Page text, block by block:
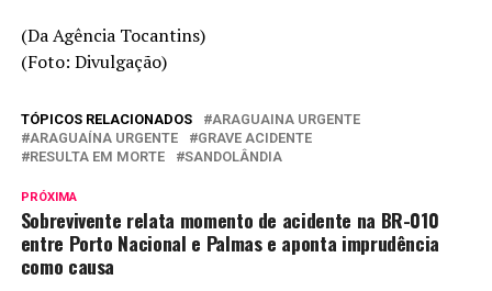
(Da Agência Tocantins)
(Foto: Divulgação)
TÓPICOS RELACIONADOS
ARAGUAINA URGENTE
ARAGUAÍNA URGENTE
GRAVE ACIDENTE
RESULTA EM MORTE
SANDOLÂNDIA
PRÓXIMA
Sobrevivente relata momento de acidente na BR-010
entre Porto Nacional e Palmas e aponta imprudência
como causa